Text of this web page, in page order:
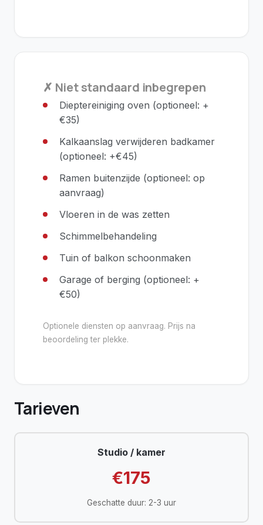
✗ Niet standaard inbegrepen
Dieptereiniging oven (optioneel: +
€35)
Kalkaanslag verwijderen badkamer
(optioneel: +€45)
Ramen buitenzijde (optioneel: op
aanvraag)
Vloeren in de was zetten
Schimmelbehandeling
Tuin of balkon schoonmaken
Garage of berging (optioneel: +
€50)
Optionele diensten op aanvraag. Prijs na
beoordeling ter plekke.
Tarieven
Studio / kamer
€175
Geschatte duur: 2-3 uur